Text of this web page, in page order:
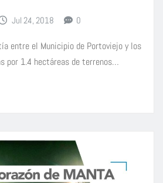
Jul 24, 2018 0
entre el Municipio de Portoviejo y los
por 1.4 hectáreas de terrenos…